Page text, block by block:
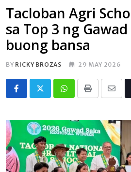
Tacloban Agri
sa Top 3 ng Gawad
buong bansa
BY RICKY BROZAS 29 MAY 2026
Whatsapp
Print
Email